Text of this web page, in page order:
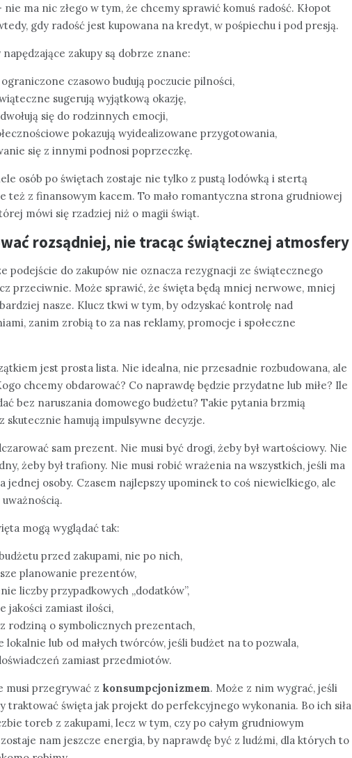
ma nic złego w tym, że chcemy sprawić komuś radość. Kłopot
gdy radość jest kupowana na kredyt, w pośpiechu i pod presją.
zakupy są dobrze znane:
czasowo budują poczucie pilności,
sugerują wyjątkową okazję,
się do rodzinnych emocji,
pokazują wyidealizowane przygotowania,
się z innymi podnosi poprzeczkę.
osób po świętach zostaje nie tylko z pustą lodówką i stertą
też z finansowym kacem. To mało romantyczna strona grudniowej
mówi się rzadziej niż o magii świąt.
rozsądniej, nie tracąc świątecznej atmosfery
podejście do zakupów nie oznacza rezygnacji ze świątecznego
przeciwnie. Może sprawić, że święta będą mniej nerwowe, mniej
nasze. Klucz tkwi w tym, by odzyskać kontrolę nad
zanim zrobią to za nas reklamy, promocje i społeczne
jest prosta lista. Nie idealna, nie przesadnie rozbudowana, ale
chcemy obdarować? Co naprawdę będzie przydatne lub miłe? Ile
bez naruszania domowego budżetu? Takie pytania brzmią
skutecznie hamują impulsywne decyzje.
sam prezent. Nie musi być drogi, żeby był wartościowy. Nie
żeby był trafiony. Nie musi robić wrażenia na wszystkich, jeśli ma
jednej osoby. Czasem najlepszy upominek to coś niewielkiego, ale
mogą wyglądać tak:
przed zakupami, nie po nich,
planowanie prezentów,
liczby przypadkowych „dodatków”,
jakości zamiast ilości,
rodziną o symbolicznych prezentach,
lokalnie lub od małych twórców, jeśli budżet na to pozwala,
zamiast przedmiotów.
musi przegrywać z konsumpcjonizmem. Może z nim wygrać, jeśli
traktować święta jak projekt do perfekcyjnego wykonania. Bo ich siła
toreb z zakupami, lecz w tym, czy po całym grudniowym
nam jeszcze energia, by naprawdę być z ludźmi, dla których to